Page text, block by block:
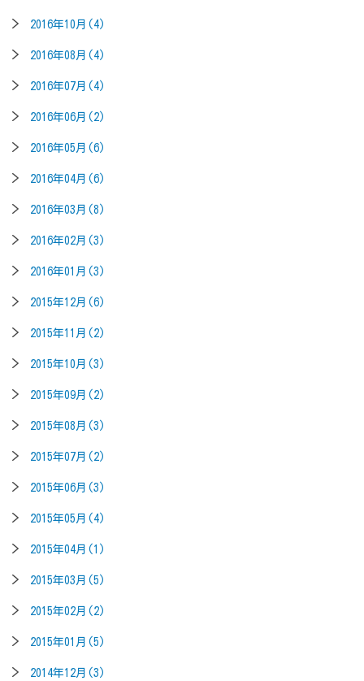
2016年10月(4)
2016年08月(4)
2016年07月(4)
2016年06月(2)
2016年05月(6)
2016年04月(6)
2016年03月(8)
2016年02月(3)
2016年01月(3)
2015年12月(6)
2015年11月(2)
2015年10月(3)
2015年09月(2)
2015年08月(3)
2015年07月(2)
2015年06月(3)
2015年05月(4)
2015年04月(1)
2015年03月(5)
2015年02月(2)
2015年01月(5)
2014年12月(3)